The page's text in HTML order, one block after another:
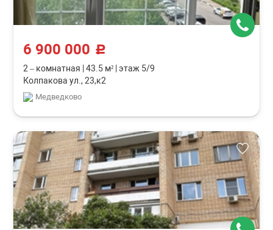
6 900 000 c
2 – комнатная 43.5 м² этаж 5/9
Колпакова ул., 23,к2
Медведково